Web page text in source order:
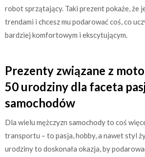
robot sprzątający. Taki prezent pokaże, że
trendami i chcesz mu podarować coś, co
bardziej komfortowym i ekscytującym.
Prezenty związane z
50 urodziny dla faceta
samochodów
Dla wielu mężczyzn samochody to coś
transportu – to pasja, hobby, a nawet styl
urodziny to doskonała okazja, by